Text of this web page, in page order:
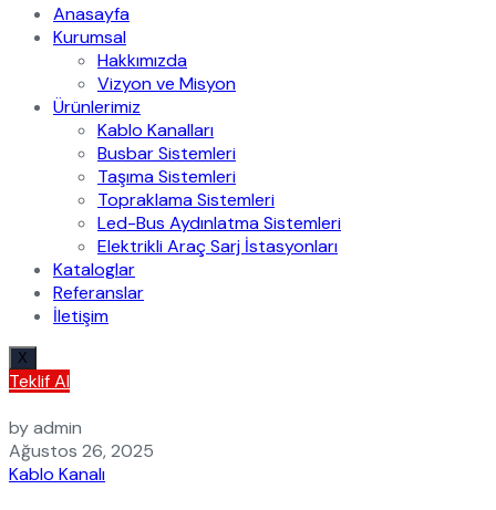
Anasayfa
Kurumsal
Hakkımızda
Vizyon ve Misyon
Ürünlerimiz
Kablo Kanalları
Busbar Sistemleri
Taşıma Sistemleri
Topraklama Sistemleri
Led-Bus Aydınlatma Sistemleri
Elektrikli Araç Sarj İstasyonları
Kataloglar
Referanslar
İletişim
X
Teklif Al
by admin
Ağustos 26, 2025
Kablo Kanalı